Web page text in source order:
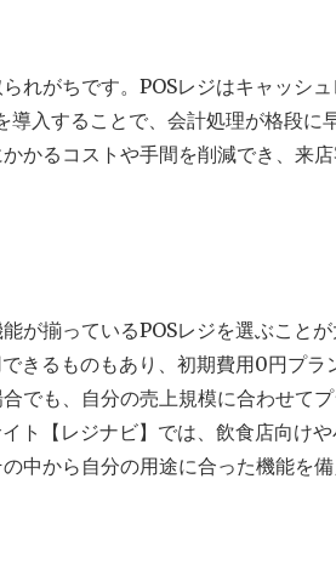
れがちです。POSレジはキャッシ
入することで、会計処理が格段に
かるコストや手間を削減でき、来
が揃っているPOSレジを選ぶこと
きるものもあり、初期費用0円プラ
でも、自分の売上規模に合わせて
ト【レジナビ】では、飲食店向け
中から自分の用途に合った機能を